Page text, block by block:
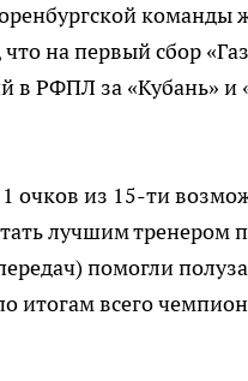
команды
что на первый сбор
РФПЛ за «Кубань» и
очков из 15-ти
лучшим тренером
помогли
итогам всего